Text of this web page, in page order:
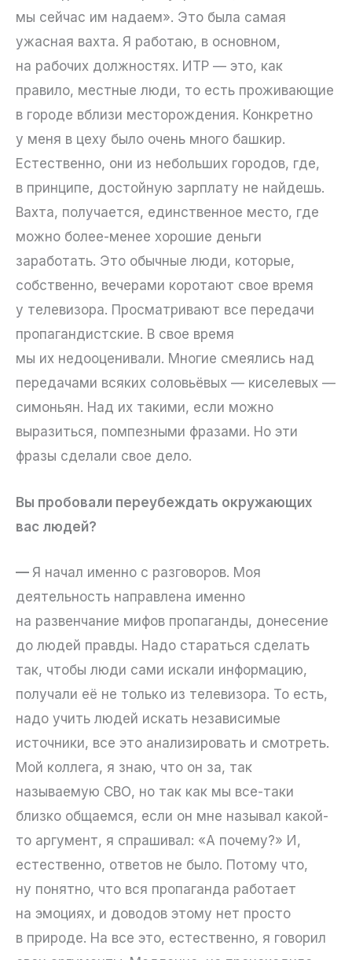
мы сейчас им надаем». Это была самая
ужасная вахта. Я работаю, в основном,
на рабочих должностях. ИТР — это, как
правило, местные люди, то есть проживающие
в городе вблизи месторождения. Конкретно
у меня в цеху было очень много башкир.
Естественно, они из небольших городов, где,
в принципе, достойную зарплату не найдешь.
Вахта, получается, единственное место, где
можно более-менее хорошие деньги
заработать. Это обычные люди, которые,
собственно, вечерами коротают свое время
у телевизора. Просматривают все передачи
пропагандистские. В свое время
мы их недооценивали. Многие смеялись над
передачами всяких соловьёвых — киселевых —
симоньян. Над их такими, если можно
выразиться, помпезными фразами. Но эти
фразы сделали свое дело.
Вы пробовали переубеждать окружающих
вас людей?
— Я начал именно с разговоров. Моя
деятельность направлена именно
на развенчание мифов пропаганды, донесение
до людей правды. Надо стараться сделать
так, чтобы люди сами искали информацию,
получали её не только из телевизора. То есть,
надо учить людей искать независимые
источники, все это анализировать и смотреть.
Мой коллега, я знаю, что он за, так
называемую СВО, но так как мы все-таки
близко общаемся, если он мне называл какой-
то аргумент, я спрашивал: «А почему?» И,
естественно, ответов не было. Потому что,
ну понятно, что вся пропаганда работает
на эмоциях, и доводов этому нет просто
в природе. На все это, естественно, я говорил